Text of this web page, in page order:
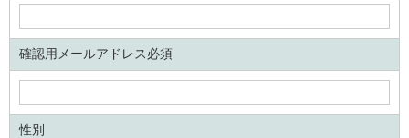
確認用メールアドレス必須
性別